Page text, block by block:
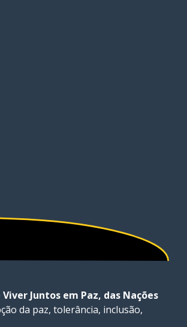
Juntos em Paz, das Nações
da paz, tolerância, inclusão,